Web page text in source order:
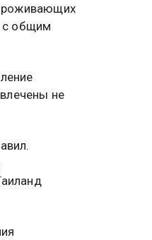
с общим
не